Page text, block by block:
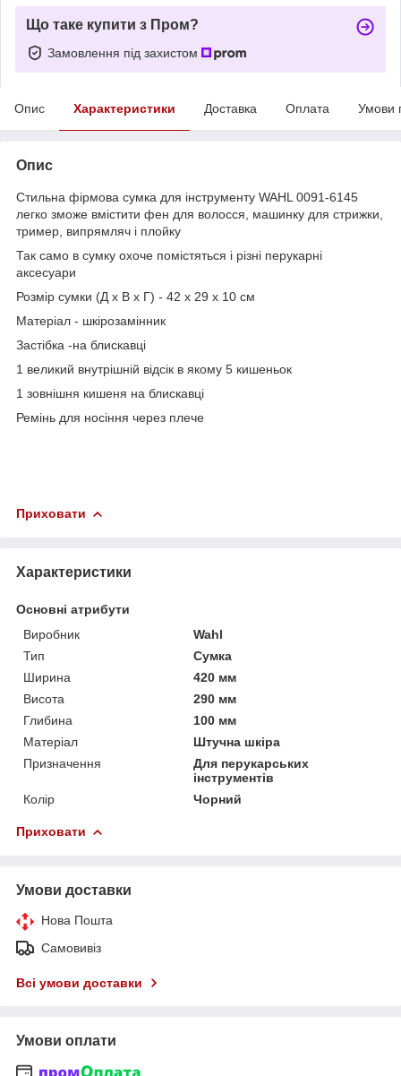
Що таке купити з Пром?
Замовлення під захистом
Опис Характеристики Доставка Оплата Умови
Опис
Стильна фірмова сумка для інструменту WAHL 0091-6145
легко зможе вмістити фен для волосся, машинку для стрижки,
тример, випрямляч і плойку
Так само в сумку охоче помістяться і різні перукарні
аксесуари
Розмір сумки (Д x В x Г) - 42 x 29 x 10 см
Матеріал - шкірозамінник
Застібка -на блискавці
1 великий внутрішній відсік в якому 5 кишеньок
1 зовнішня кишеня на блискавці
Ремінь для носіння через плече
Приховати
Характеристики
Основні атрибути
Виробник
Wahl
Тип
Сумка
Ширина
420 мм
Висота
290 мм
Глибина
100 мм
Матеріал
Штучна шкіра
Призначення
Для перукарських
інструментів
Колір
Чорний
Приховати
Умови доставки
Нова Пошта
Самовивіз
Всі умови доставки
Умови оплати